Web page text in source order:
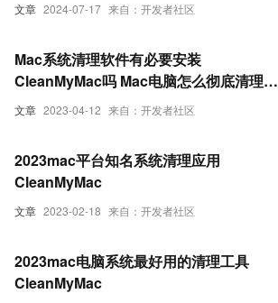
文章 2024-07-17 来自：开发者社区
文章 2023-04-12 来自：开发者社区
Mac系统清理软件有必要安装
CleanMyMac吗 Mac电脑怎么彻底清理卸
载的软件
文章 2023-02-18 来自：开发者社区
2023mac平台知名系统清理应用
CleanMyMac
2023mac电脑系统最好用的清理工具
CleanMyMac